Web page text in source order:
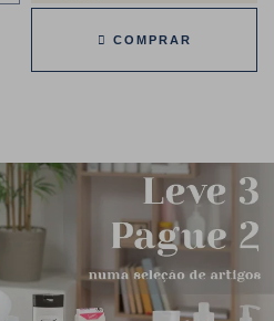
COMPRAR